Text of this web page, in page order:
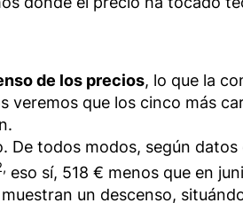
de los precios, lo que la
veremos que los cinco más
De todos modos, según
eso sí, 518 € menos que en
un descenso,